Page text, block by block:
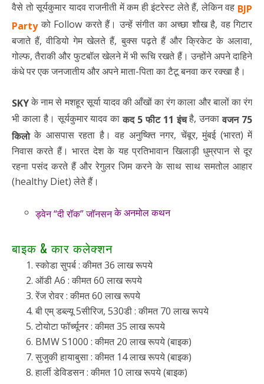
वैसे तो सूर्यकुमार यादव राजनीती में कम ही इंटरेस्ट लेते हैं, लेकिन वह BJP
Partyको Follow करते हैं। उन्हें संगीत का अच्छा शौख है, वह गिटार
बजाते हैं, वीडियो गेम खेलते हैं, बुक्स पढ़ते हैं और क्रिकेट के अलावा,
गोल्फ, तैराकी और फुटबॉल खेलने में भी रूचि रखते हैं। उन्होंने अपने दाहिने
कंधे पर एक जनजातीय और अपने माता-पिता का टैटू बनवा कर रक्खा है।
SKYके नाम से मशहूर सूर्या यादव की आँखों का रंग काला और बालों का रंग
भी काला है। सूर्यकुमार यादव काकद 5 फीट 11 इंचहै, उनकावजन 75
किलोके आसपास रहता है। वह अनुष्क्ति नगर, चेंबूर, मुंबई (भारत) में
निवास करते हैं। भारत देश के यह प्रतिभावान खिलाड़ी धुम्रपान से दूर
रहना पसंद करते हैं और रेगुलर जिम करने के साथ साथ समतोल आहार
(healthy Diet) लेते हैं।
ड्वेन “दी रॉक” जॉनसनके अनमोल कथन
बाइक & कार कलेक्शन
स्कोडा सुपर्ब : कीमत 36 लाख रूपये
ऑडी A6 : कीमत 60 लाख रूपये
रेंज रोवर : कीमत 60 लाख रूपये
बी एम् डब्ल्यू 5सीरिज, 530डी : कीमत 70 लाख रूपये
टोयोटा फॉर्च्यूनर : कीमत 35 लाख रूपये
BMW S1000 : कीमत 20 लाख रूपये (बाइक)
सुजुकी हायाबुसा : कीमत 14 लाख रूपये (बाइक)
हार्ली डेविडसन : कीमत 10 लाख रूपये (बाइक)